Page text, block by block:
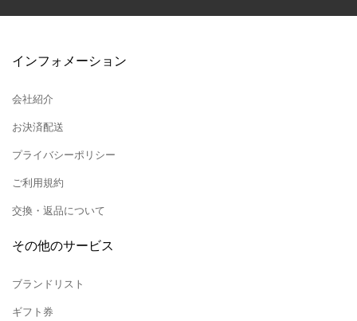
インフォメーション
会社紹介
お決済配送
プライバシーポリシー
ご利用規約
交換・返品について
その他のサービス
ブランドリスト
ギフト券